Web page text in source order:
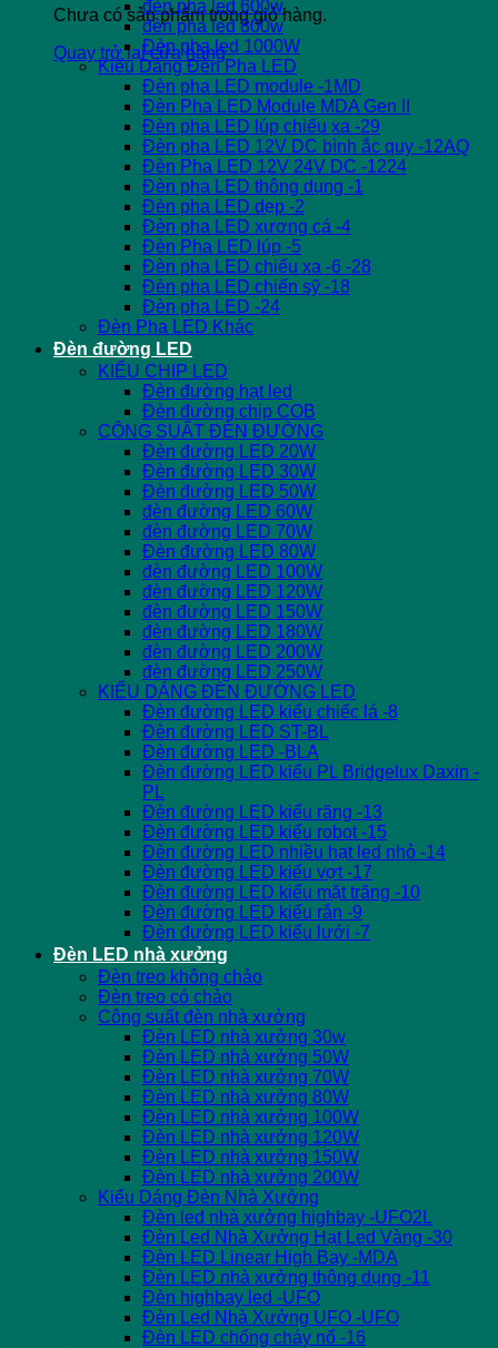
Chưa có sản phẩm trong giỏ hàng.
Quay trở lại cửa hàng
đèn pha led 600w
đèn pha led 800w
Đèn pha led 1000W
Kiểu Dáng Đèn Pha LED
Đèn pha LED module -1MD
Đèn Pha LED Module MDA Gen II
Đèn pha LED lúp chiếu xa -29
Đèn pha LED 12V DC bình ắc quy -12AQ
Đèn Pha LED 12V 24V DC -1224
Đèn pha LED thông dụng -1
Đèn pha LED dẹp -2
Đèn pha LED xương cá -4
Đèn Pha LED lúp -5
Đèn pha LED chiếu xa -6 -28
Đèn pha LED chiến sỹ -18
Đèn pha LED -24
Đèn Pha LED Khác
Đèn đường LED
KIỂU CHIP LED
Đèn đường hạt led
Đèn đường chip COB
CÔNG SUẤT ĐÈN ĐƯỜNG
Đèn đường LED 20W
Đèn đường LED 30W
Đèn đường LED 50W
đèn đường LED 60W
đèn đường LED 70W
Đèn đường LED 80W
đèn đường LED 100W
đèn đường LED 120W
đèn đường LED 150W
đèn đường LED 180W
đèn đường LED 200W
đèn đường LED 250W
KIỂU DÁNG ĐÈN ĐƯỜNG LED
Đèn đường LED kiểu chiếc lá -8
Đèn đường LED ST-BL
Đèn đường LED -BLA
Đèn đường LED kiểu PL Bridgelux Daxin -
PL
Đèn đường LED kiểu răng -13
Đèn đường LED kiểu robot -15
Đèn đường LED nhiều hạt led nhỏ -14
Đèn đường LED kiểu vợt -17
Đèn đường LED kiểu mặt trăng -10
Đèn đường LED kiểu rắn -9
Đèn đường LED kiểu lưới -7
Đèn LED nhà xưởng
Đèn treo không chảo
Đèn treo có chảo
Công suất đèn nhà xưởng
Đèn LED nhà xưởng 30w
Đèn LED nhà xưởng 50W
Đèn LED nhà xưởng 70W
Đèn LED nhà xưởng 80W
Đèn LED nhà xưởng 100W
Đèn LED nhà xưởng 120W
Đèn LED nhà xưởng 150W
Đèn LED nhà xưởng 200W
Kiểu Dáng Đèn Nhà Xưởng
Đèn led nhà xưởng highbay -UFO2L
Đèn Led Nhà Xưởng Hạt Led Vàng -30
Đèn LED Linear High Bay -MDA
Đèn LED nhà xưởng thông dụng -11
Đèn highbay led -UFO
Đèn Led Nhà Xưởng UFO -UFO
Đèn LED chống cháy nổ -16